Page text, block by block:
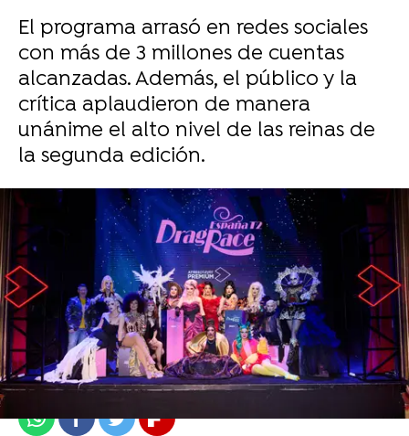
El programa arrasó en redes sociales
con más de 3 millones de cuentas
alcanzadas. Además, el público y la
crítica aplaudieron de manera
unánime el alto nivel de las reinas de
la segunda edición.
atresplayer
Madrid
Publicado: 28 de marzo de 2022, 17:59
WhatsappFacebook
TwitterFlipboard